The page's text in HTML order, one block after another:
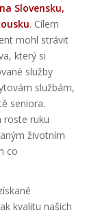
Slovensku,
. Cílem
mohl strávit
který si
služby
službám,
seniora.
roste ruku
životním
co
kvalitu našich